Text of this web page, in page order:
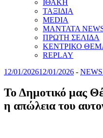
ΙΘΑΚΗ
ΤΑΞΙΔΙΑ
MEDIA
MANTATA
ΠΡΩΤΗ ΣΕΛΙΔΑ
ΚΕΝΤΡΙΚΟ
REPLAY
12/01/202612/01/2026 -
Το Δημοτικό μας
η απώλεια του